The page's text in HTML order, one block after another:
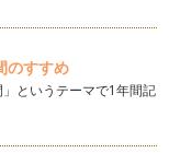
もが嫌がってやっ
ンカとしての英
のすすめ
」というテーマで1年間記